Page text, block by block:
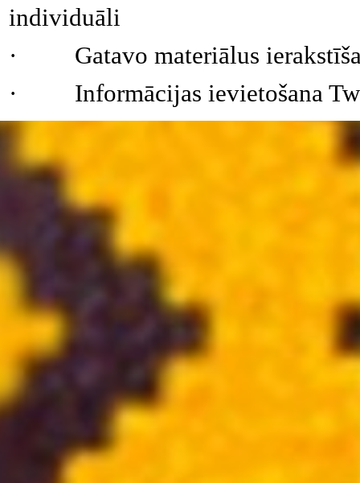
individuāli
·
Gatavo materiālus
·
Informācijas ievietošana
Atgriezties pie satura